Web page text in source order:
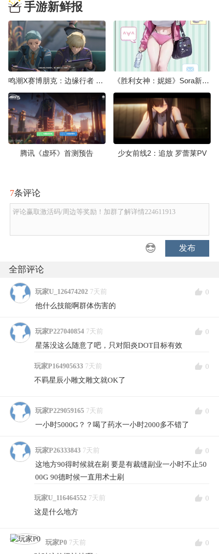
手游新鲜报
鸣潮X赛博朋克：边缘行者 联动预告 《胜利女神：妮姬》Sora新服装介绍
腾讯《虚环》首测预告 少女前线2：追放 罗蕾莱PV
7条评论
评论赢取激活码/周边等奖励！加群了解详情224611913
发布
全部评论
玩家U_126474202 7天前
0
他什么技能啊群体伤害的
玩家P227040854 7天前
0
星落没这么随意了吧，只对阳炎DOT目标有效
玩家P164905633 7天前
0
不羁星辰小雕文雕文就OK了
玩家P229059165 7天前
0
一小时5000G？？喝了药水一小时2000多不错了
玩家P26333843 7天前
0
这地方90得时候就在刷 要是有裁缝副业一小时不止50
00G 90德时候一直用术士刷
玩家U_116464552 7天前
0
这是什么地方
玩家P0 7天前
0